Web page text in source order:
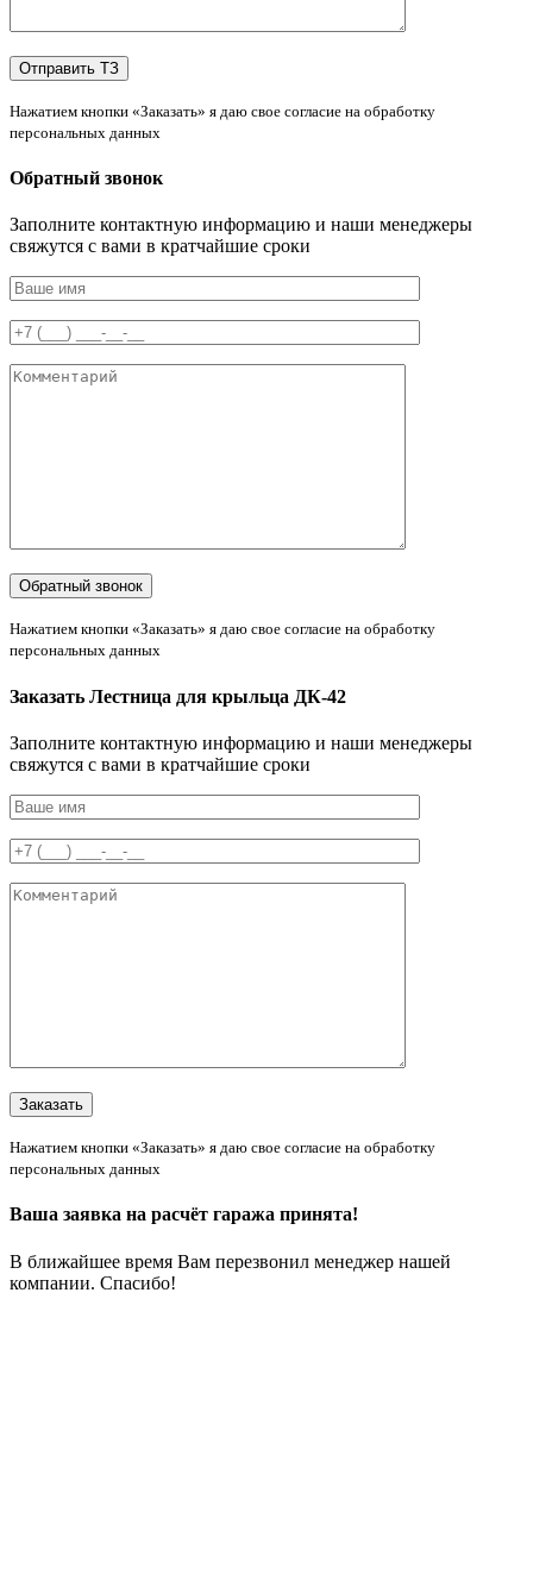
Нажатием кнопки «Заказать» я даю свое согласие на обработку
персональных данных
Обратный звонок
Заполните контактную информацию и наши менеджеры
свяжутся с вами в кратчайшие сроки
Нажатием кнопки «Заказать» я даю свое согласие на обработку
персональных данных
Заказать Лестница для крыльца ДК-42
Заполните контактную информацию и наши менеджеры
свяжутся с вами в кратчайшие сроки
Нажатием кнопки «Заказать» я даю свое согласие на обработку
персональных данных
Ваша заявка на расчёт гаража принята!
В ближайшее время Вам перезвонил менеджер нашей
компании. Спасибо!